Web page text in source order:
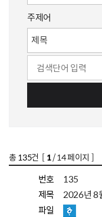
주제어
총 135건 [ 1/ 14 페이지 ]
번호
135
제목
2026년 8
파일